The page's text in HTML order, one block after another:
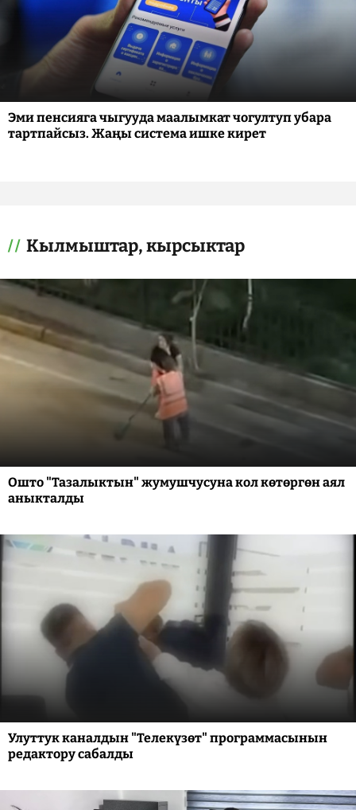
Эми пенсияга чыгууда маалымкат чогултуп убара
тартпайсыз. Жаңы система ишке кирет
Кылмыштар, кырсыктар
Ошто "Тазалыктын" жумушчусуна кол көтөргөн аял
аныкталды
Улуттук каналдын "Телекүзөт" программасынын
редактору сабалды